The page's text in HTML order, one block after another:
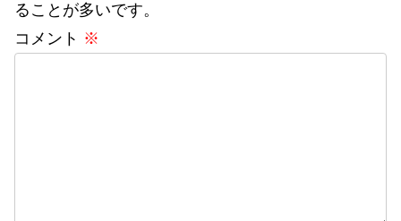
ることが多いです。
コメント ※